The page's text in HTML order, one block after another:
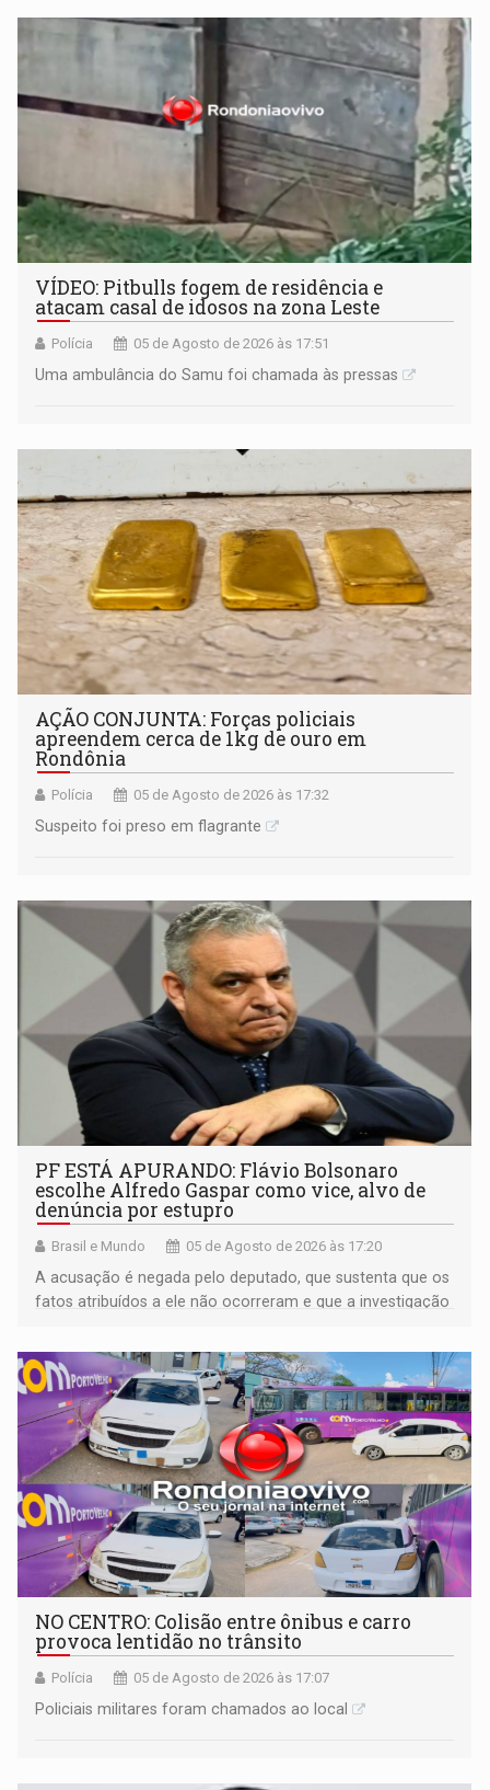
VÍDEO: Pitbulls fogem de residência e
atacam casal de idosos na zona Leste
Polícia 05 de Agosto de 2026 às 17:51
Uma ambulância do Samu foi chamada às pressas
AÇÃO CONJUNTA: Forças policiais
apreendem cerca de 1kg de ouro em
Rondônia
Polícia 05 de Agosto de 2026 às 17:32
Suspeito foi preso em flagrante
PF ESTÁ APURANDO: Flávio Bolsonaro
escolhe Alfredo Gaspar como vice, alvo de
denúncia por estupro
Brasil e Mundo 05 de Agosto de 2026 às 17:20
A acusação é negada pelo deputado, que sustenta que os
fatos atribuídos a ele não ocorreram e que a investigação
NO CENTRO: Colisão entre ônibus e carro
provoca lentidão no trânsito
Polícia 05 de Agosto de 2026 às 17:07
Policiais militares foram chamados ao local